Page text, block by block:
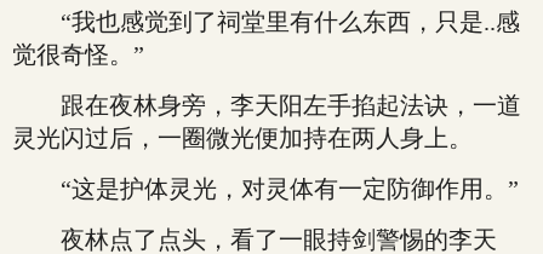
“我也感觉到了祠堂里有什么东西，只是..感
觉很奇怪。”
跟在夜林身旁，李天阳左手掐起法诀，一道
灵光闪过后，一圈微光便加持在两人身上。
“这是护体灵光，对灵体有一定防御作用。”
夜林点了点头，看了一眼持剑警惕的李天